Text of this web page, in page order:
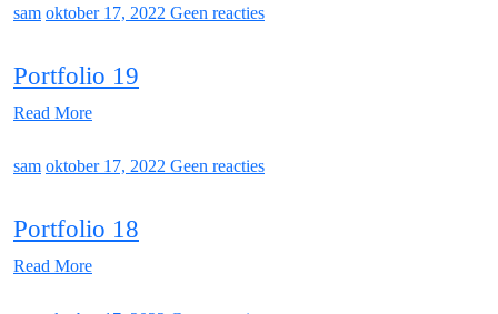
sam oktober 17, 2022 Geen reacties
Portfolio 19
Read More
sam oktober 17, 2022 Geen reacties
Portfolio 18
Read More